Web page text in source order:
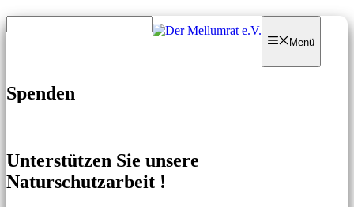
Zum
Inhalt
Zum
Inhalt
Menü
Spenden
Unterstützen Sie unsere
Naturschutzarbeit !